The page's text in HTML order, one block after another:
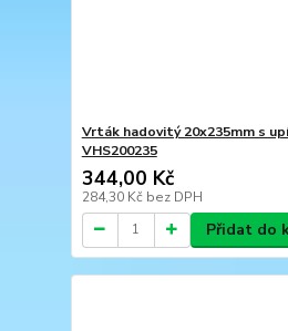
Vrták hadovitý 20x235mm s
VHS200235
344,00 Kč
284,30 Kč bez DPH
Přidat do